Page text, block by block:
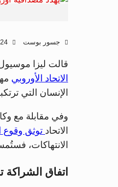
جسور بوست
قالت ليزا
الاتحاد الأوروبي
الإنسان التي
وفي مقابلة مع
الاتحاد توثق وقوع
الانتهاكات،
اتفاق